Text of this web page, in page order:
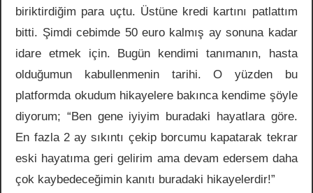
biriktirdiğim para uçtu. Üstüne kredi kartını patlattım
bitti. Şimdi cebimde 50 euro kalmış ay sonuna kadar
idare etmek için. Bugün kendimi tanımanın, hasta
olduğumun kabullenmenin tarihi. O yüzden bu
platformda okudum hikayelere bakınca kendime şöyle
diyorum; “Ben gene iyiyim buradaki hayatlara göre.
En fazla 2 ay sıkıntı çekip borcumu kapatarak tekrar
eski hayatıma geri gelirim ama devam edersem daha
çok kaybedeceğimin kanıtı buradaki hikayelerdir!”